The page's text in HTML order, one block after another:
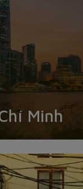
Minh